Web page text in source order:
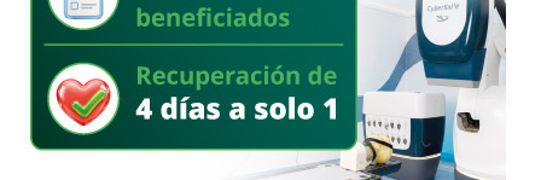
De esta manera, mientras el estado acumula más de 400
interrupciones legales del embarazo desde la aprobación
de este derecho, la Secretaría de Salud identifica como
uno de los pendientes que la población conozca con
mayor claridad
que el servicio está disponible y dónde
puede solicitarse.